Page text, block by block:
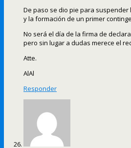
De paso se dio pie para
y la formación de un primer
No será el día de la firma de
pero sin lugar a dudas merece el
Atte.
AlAl
Responder